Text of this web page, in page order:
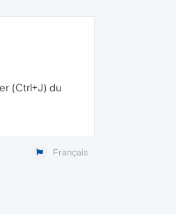
(Ctrl+J) du
Français